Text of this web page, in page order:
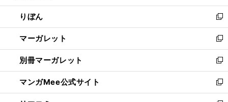
開
く
ウ
で
開
く
ン
ド
ウ
で
開
く
ウ
ィ
ン
ド
ウ
で
開
く
りぼん
新
し
い
ウ
ィ
ン
ド
ウ
マーガレット
新
し
い
ウ
ィ
ン
別冊マーガレット
新
し
い
ウ
マンガMee公式サイト
新
し